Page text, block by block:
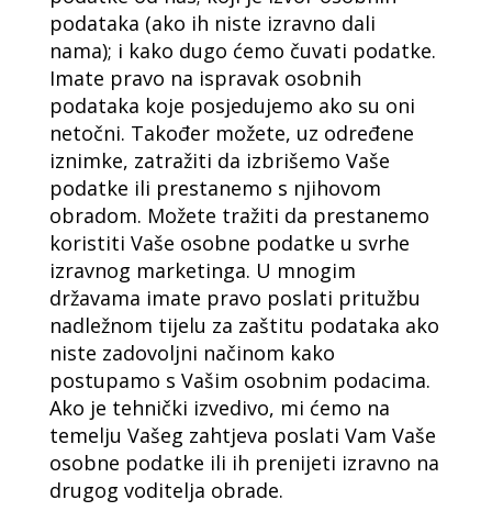
podataka (ako ih niste izravno dali
nama); i kako dugo ćemo čuvati podatke.
Imate pravo na ispravak osobnih
podataka koje posjedujemo ako su oni
netočni. Također možete, uz određene
iznimke, zatražiti da izbrišemo Vaše
podatke ili prestanemo s njihovom
obradom. Možete tražiti da prestanemo
koristiti Vaše osobne podatke u svrhe
izravnog marketinga. U mnogim
državama imate pravo poslati pritužbu
nadležnom tijelu za zaštitu podataka ako
niste zadovoljni načinom kako
postupamo s Vašim osobnim podacima.
Ako je tehnički izvedivo, mi ćemo na
temelju Vašeg zahtjeva poslati Vam Vaše
osobne podatke ili ih prenijeti izravno na
drugog voditelja obrade.